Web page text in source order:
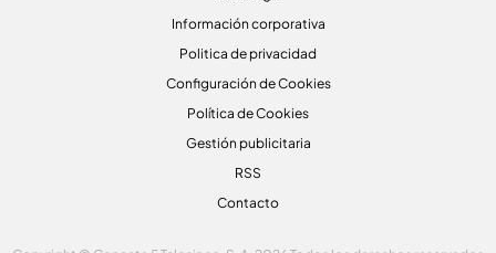
Información corporativa
Politica de privacidad
Configuración de Cookies
Política de Cookies
Gestión publicitaria
RSS
Contacto